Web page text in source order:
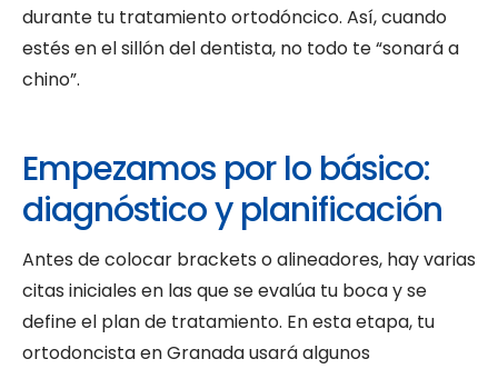
durante tu tratamiento ortodóncico. Así, cuando
estés en el sillón del dentista, no todo te “sonará a
chino”.
Empezamos por lo básico:
diagnóstico y planificación
Antes de colocar brackets o alineadores, hay varias
citas iniciales en las que se evalúa tu boca y se
define el plan de tratamiento. En esta etapa, tu
ortodoncista en Granada usará algunos